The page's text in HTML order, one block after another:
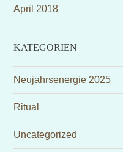
April 2018
KATEGORIEN
Neujahrsenergie 2025
Ritual
Uncategorized